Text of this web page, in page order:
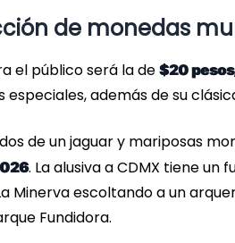
de monedas
el público será la de $20 pesos
además de su
de un jaguar y mariposas
. La alusiva a CDMX tiene
Minerva escoltando a un
Fundidora.